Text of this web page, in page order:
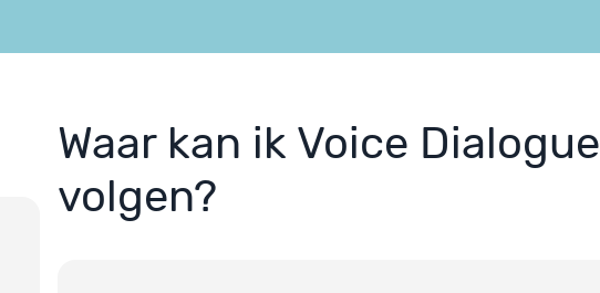
Waar kan ik Voice Dialogue
volgen?